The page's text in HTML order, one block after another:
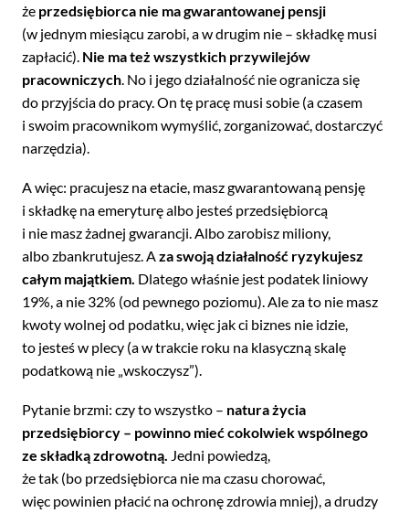
że przedsiębiorca nie ma gwarantowanej pensji
(w jednym miesiącu zarobi, a w drugim nie – składkę musi
zapłacić). Nie ma też wszystkich przywilejów
pracowniczych . No i jego działalność nie ogranicza się
do przyjścia do pracy. On tę pracę musi sobie (a czasem
i swoim pracownikom wymyślić, zorganizować, dostarczyć
narzędzia).
A więc: pracujesz na etacie, masz gwarantowaną pensję
i składkę na emeryturę albo jesteś przedsiębiorcą
i nie masz żadnej gwarancji. Albo zarobisz miliony,
albo zbankrutujesz. Aza swoją działalność ryzykujesz
całym majątkiem. Dlatego właśnie jest podatek liniowy
19%, a nie 32% (od pewnego poziomu). Ale za to nie masz
kwoty wolnej od podatku, więc jak ci biznes nie idzie,
to jesteś w plecy (a w trakcie roku na klasyczną skalę
podatkową nie „wskoczysz”).
Pytanie brzmi: czy to wszystko – natura życia
przedsiębiorcy – powinno mieć cokolwiek wspólnego
ze składką zdrowotną. Jedni powiedzą,
że tak (bo przedsiębiorca nie ma czasu chorować,
więc powinien płacić na ochronę zdrowia mniej), a drudzy